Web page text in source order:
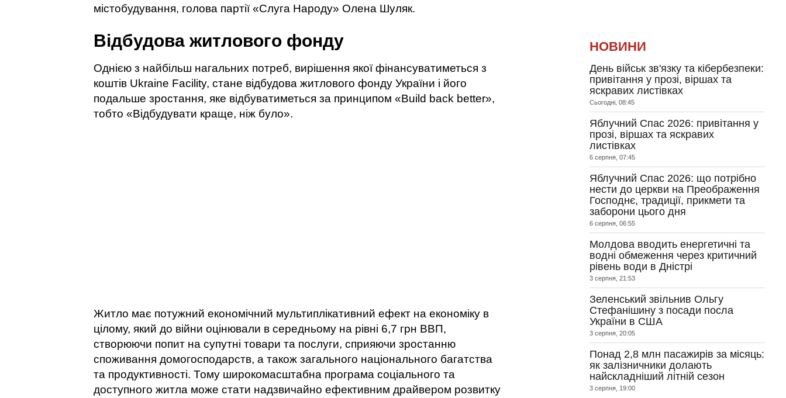
містобудування, голова партії «Слуга Народу» Олена Шуляк.
Відбудова житлового фонду
Однією з найбільш нагальних потреб, вирішення якої фінансуватиметься з
коштів Ukraine Facility, стане відбудова житлового фонду України і його
подальше зростання, яке відбуватиметься за принципом «Build back better»,
тобто «Відбудувати краще, ніж було».
Житло має потужний економічний мультиплікативний ефект на економіку в
цілому, який до війни оцінювали в середньому на рівні 6,7 грн ВВП,
створюючи попит на супутні товари та послуги, сприяючи зростанню
споживання домогосподарств, а також загального національного багатства
та продуктивності. Тому широкомасштабна програма соціального та
доступного житла може стати надзвичайно ефективним драйвером розвитку
НОВИНИ
День військ зв'язку та кібербезпеки:
привітання у прозі, віршах та
яскравих листівках
Сьогодні, 08:45
Яблучний Спас 2026: привітання у
прозі, віршах та яскравих
листівках
6 серпня, 07:45
Яблучний Спас 2026: що потрібно
нести до церкви на Преображення
Господнє, традиції, прикмети та
заборони цього дня
6 серпня, 06:55
Молдова вводить енергетичні та
водні обмеження через критичний
рівень води в Дністрі
3 серпня, 21:53
Зеленський звільнив Ольгу
Стефанішину з посади посла
України в США
3 серпня, 20:05
Понад 2,8 млн пасажирів за місяць:
як залізничники долають
найскладніший літній сезон
3 серпня, 19:00